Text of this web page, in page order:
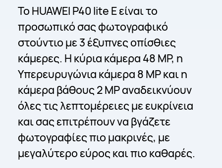
Το HUAWEI P40 lite E είναι το
προσωπικό σας φωτογραφικό
στούντιο με 3 έξυπνες οπίσθιες
κάμερες. Η κύρια κάμερα 48 MP, η
Υπερευρυγώνια κάμερα 8 MP και η
κάμερα βάθους 2 MP αναδεικνύουν
όλες τις λεπτομέρειες με ευκρίνεια
και σας επιτρέπουν να βγάζετε
φωτογραφίες πιο μακρινές, με
μεγαλύτερο εύρος και πιο καθαρές.